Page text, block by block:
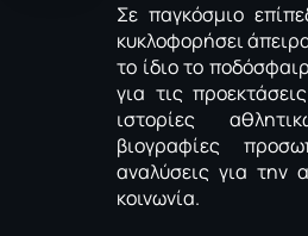
Σε παγκόσμιο
κυκλοφορήσει
το ίδιο το
για τις
ιστορίες
βιογραφίες
αναλύσεις για την
κοινωνία.